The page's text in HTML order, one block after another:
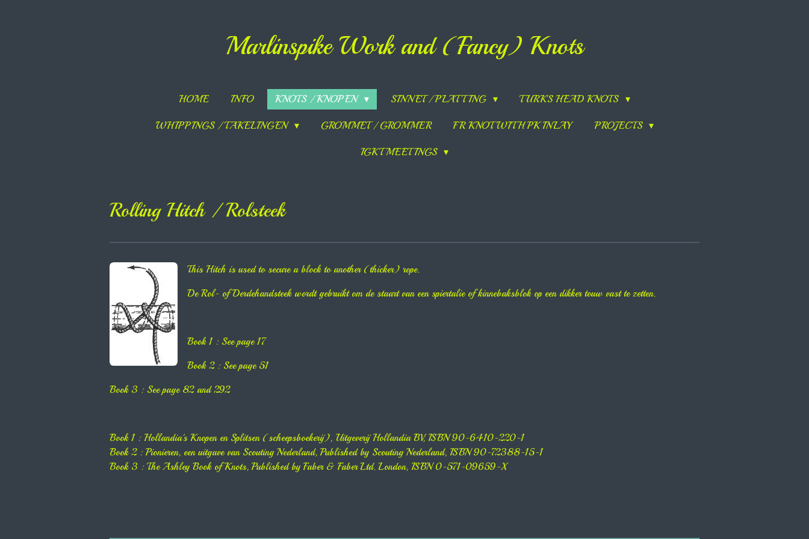
Marlinspike Work and (Fancy) Knots
HOME INFO KNOTS / KNOPEN SINNET / PLATTING TURK'S HEAD KNOTS
WHIPPINGS / TAKELINGEN GROMMET / GROMMER FR KNOT WITH PK INLAY PROJECTS
IGKT MEETINGS
Rolling Hitch / Rolsteek
This Hitch is used to secure a block to another (thicker) rope.
De Rol- of Derdehandsteek wordt gebruikt om de staart van een spiertalie of kinnebaksblok op een dikker touw vast te zetten.
Book 1 : See page 17
Book 2 : See page 51
Book 3 : See page 82 and 292
Book 1 : Hollandia's Knopen en Splitsen (scheepsboekerij), Uitgeverij Hollandia BV, ISBN 90-6410-220-1
Book 2 : Pionieren, een uitgave van Scouting Nederland, Published by Scouting Nederland, ISBN 90-72388-15-1
Book 3 : The Ashley Book of Knots, Published by Faber & Faber Ltd. London, ISBN 0-571-09659-X